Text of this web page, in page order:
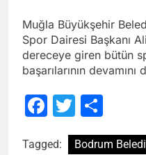
Muğla Büyükşehir
Spor Dairesi Başkanı
dereceye giren bütün
başarılarının devamını
Facebook
Twitter
Tagged:
Bodrum